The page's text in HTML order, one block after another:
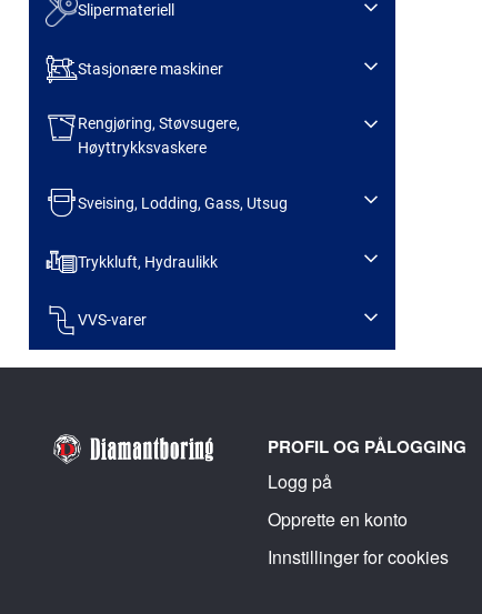
Slipermateriell
Stasjonære maskiner
Rengjøring, Støvsugere,
Høyttrykksvaskere
Sveising, Lodding, Gass, Utsug
Trykkluft, Hydraulikk
VVS-varer
PROFIL OG PÅLOGGING
Logg på
Opprette en konto
Innstillinger for cookies